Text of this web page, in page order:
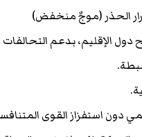
الحذر (موجٌ منخفض)
دول الإقليم، بدعم التحالفات
دون استفزاز القوى